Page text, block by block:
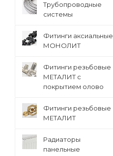
Трубопроводные
системы
Фитинги аксиальные
МОНОЛИТ
Фитинги резьбовые
МЕТАЛИТ с
покрытием олово
Фитинги резьбовые
МЕТАЛИТ
Радиаторы
панельные